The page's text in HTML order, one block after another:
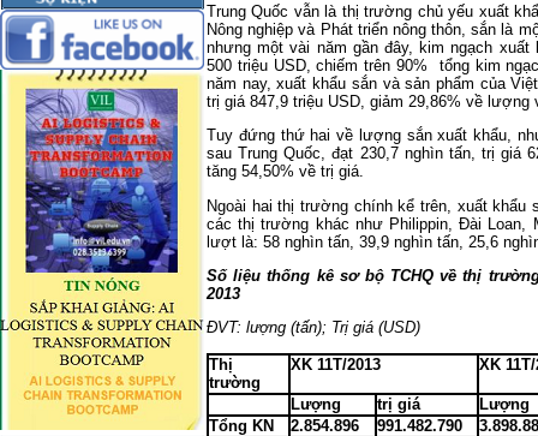
Trung Quốc vẫn là thị trường chủ yếu xuất
Nông nghiệp và Phát triển nông thôn, sắn là
nhưng một vài năm gần đây, kim ngạch
500 triệu USD, chiếm trên 90% tổng kim
năm nay, xuất khẩu sắn và sản phẩm của
trị giá 847,9 triệu USD, giảm 29,86% về
Tuy đứng thứ hai về lượng sắn xuất khẩu,
sau Trung Quốc, đạt 230,7 nghìn tấn, trị giá
tăng 54,50% về trị giá.
Ngoài hai thị trường chính kể trên, xuất khẩu
các thị trường khác như Philippin, Đài Loan,
lượt là: 58 nghìn tấn, 39,9 nghìn tấn, 25,6
Số liệu thống kê sơ bộ TCHQ về thị
2013
ĐVT: lượng (tấn); Trị giá (USD)
Thị
trường
XK 11T/2013 XK
Lượng trị giá
Lượng
Tổng KN
2.854.896 991.482.790